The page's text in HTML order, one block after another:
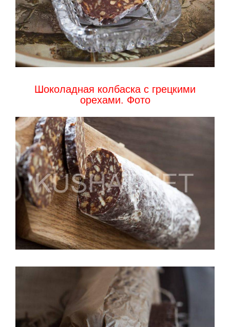
Шоколадная колбаска с грецкими
орехами. Фото